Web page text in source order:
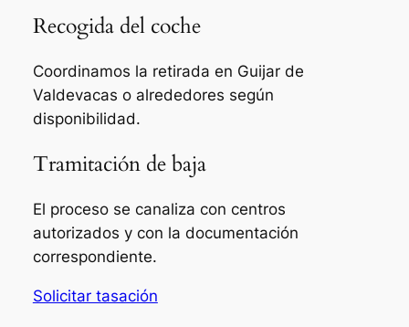
Recogida del coche
Coordinamos la retirada en Guijar de
Valdevacas o alrededores según
disponibilidad.
Tramitación de baja
El proceso se canaliza con centros
autorizados y con la documentación
correspondiente.
Solicitar tasación